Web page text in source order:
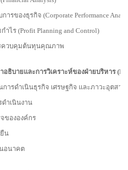
รของธุรกิจ (Corporate Performance
ไร (Profit Planning and Control)
รควบคุมต้นทุนคุณภาพ
ธิบายและการวิเคราะห์ของฝ่ายบริหาร (
การดำเนินธุรกิจ เศรษฐกิจ และภาวะอุตส
ดำเนินงาน
จขององค์กร
น
อนาคต